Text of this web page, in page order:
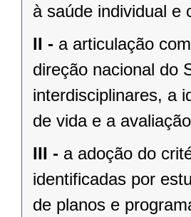
à saúde individual e
II - a articulação
direção nacional do
interdisciplinares, a
de vida e a
III - a adoção do
identificadas por
de planos e